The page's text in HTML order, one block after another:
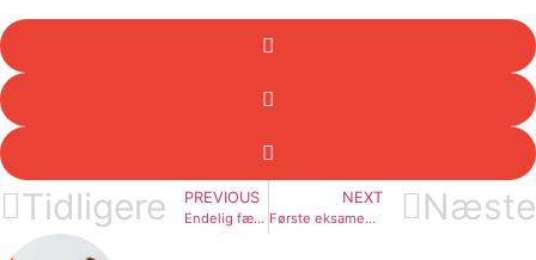
Tidligere PREVIOUS
Endelig færdig med eksamener
NEXT
Første eksamen skrevet Næste